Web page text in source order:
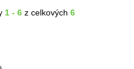
1 - 6 z celkových 6